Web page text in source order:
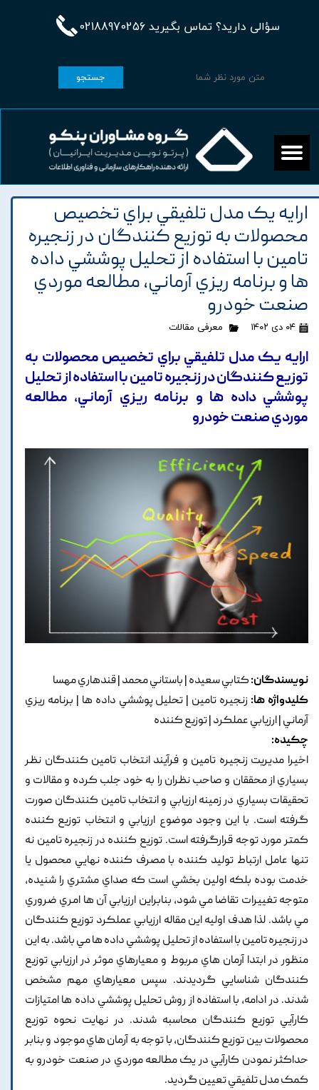
سؤالی دارید؟ تماس بگیرید 02188970256
جستجو
ارايه يک مدل تلفيقي براي تخصيص
محصولات به توزيع کنندگان در زنجيره
تامين با استفاده از تحليل پوششي داده
ها و برنامه ريزي آرماني، مطالعه موردي
صنعت خودرو
۰۴ دی ۱۴۰۲ معرفی مقالات
ارايه يک مدل تلفيقي براي تخصيص محصولات به
توزيع کنندگان در زنجيره تامين با استفاده از تحليل
پوششي داده ها و برنامه ريزي آرماني، مطالعه
موردي صنعت خودرو
نویسندگان:کتابي سعيده | باستاني محمد | قندهاري مهسا
کلیدواژه ها: زنجيره تامين | تحليل پوششي داده ها | برنامه ريزي
آرماني | ارزيابي عملکرد | توزيع کننده
چکیده:
اخيرا مديريت زنجيره تامين و فرآيند انتخاب تامين کنندگان نظر
بسياري از محققان و صاحب نظران را به خود جلب کرده و مقالات و
تحقيقات بسياري در زمينه ارزيابي و انتخاب تامين کنندگان صورت
گرفته است. با اين وجود موضوع ارزيابي و انتخاب توزيع کننده
کمتر مورد توجه قرارگرفته است. توزيع کننده در زنجيره تامين نه
تنها عامل ارتباط توليد کننده با مصرف کننده نهايي محصول يا
خدمت بوده بلکه اولين بخشي است که صداي مشتري را شنيده,
متوجه تغييرات تقاضا مي شود, بنابراين ارزيابي آن ها امري ضروري
مي باشد. لذا هدف اوليه اين مقاله ارزيابي عملکرد توزيع کنندگان
در زنجيره تامين با استفاده از تحليل پوششي داده ها مي باشد. به اين
منظور در ابتدا آرمان هاي مربوط و معيارهاي موثر در ارزيابي توزيع
کنندگان شناسايي گرديدند. سپس معيارهاي مهم مشخص
شدند. در ادامه, با استفاده از روش تحليل پوششي داده ها امتيازات
کارآيي توزيع کنندگان محاسبه شدند. در نهايت نحوه توزيع
محصولات بين توزيع کنندگان, با توجه به آرمان هاي موجود و بنابر
حداکثر نمودن کارآيي در يک مطالعه موردي در صنعت خودرو به
کمک مدل تلفيقي تعيين گرديد.